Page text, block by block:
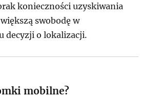
konieczności uzyskiwania
swobodę w
decyzji o lokalizacji.
mobilne?